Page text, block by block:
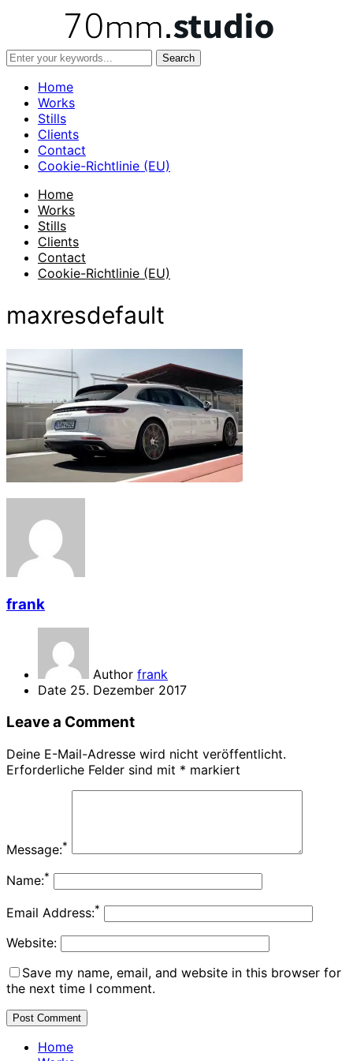
Home
Works
Stills
Clients
Contact
Cookie-Richtlinie (EU)
Home
Works
Stills
Clients
Contact
Cookie-Richtlinie (EU)
maxresdefault
frank
Author frank
Date 25. Dezember 2017
Leave a Comment
Deine E-Mail-Adresse wird nicht veröffentlicht.
Erforderliche Felder sind mit * markiert
Message:*
Name:*
Email Address:*
Website:
Save my name, email, and website in this browser for
the next time I comment.
Home